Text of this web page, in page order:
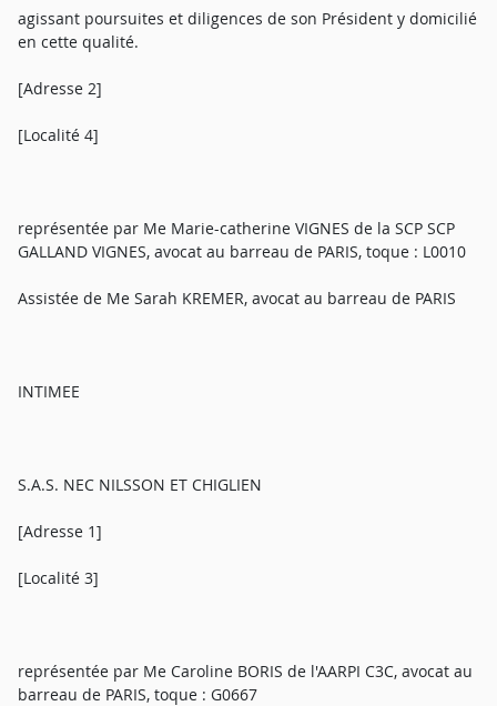
agissant poursuites et diligences de son Président y domicilié
en cette qualité.
[Adresse 2]
[Localité 4]
représentée par Me Marie-catherine VIGNES de la SCP SCP
GALLAND VIGNES, avocat au barreau de PARIS, toque : L0010
Assistée de Me Sarah KREMER, avocat au barreau de PARIS
INTIMEE
S.A.S. NEC NILSSON ET CHIGLIEN
[Adresse 1]
[Localité 3]
représentée par Me Caroline BORIS de l'AARPI C3C, avocat au
barreau de PARIS, toque : G0667